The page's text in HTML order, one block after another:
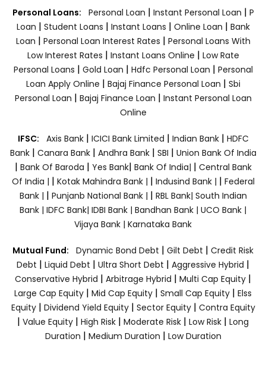
Personal Loans: Personal Loan | Instant Personal Loan | P
Loan | Student Loans | Instant Loans | Online Loan | Bank
Loan | Personal Loan Interest Rates | Personal Loans With
Low Interest Rates | Instant Loans Online | Low Rate
Personal Loans | Gold Loan | Hdfc Personal Loan | Personal
Loan Apply Online | Bajaj Finance Personal Loan | Sbi
Personal Loan | Bajaj Finance Loan | Instant Personal Loan
Online
IFSC: Axis Bank | ICICI Bank Limited | Indian Bank | HDFC
Bank| Canara Bank | Andhra Bank| SBI | Union Bank Of India
| Bank Of Baroda | Yes Bank| Bank Of India| | Central Bank
Of India | | Kotak Mahindra Bank | | Indusind Bank | | Federal
Bank | | Punjanb National Bank | | RBL Bank| South Indian
Bank | IDFC Bank| IDBI Bank | Bandhan Bank | UCO Bank |
Vijaya Bank | Karnataka Bank
Mutual Fund: Dynamic Bond Debt | Gilt Debt | Credit Risk
Debt | Liquid Debt | Ultra Short Debt | Aggressive Hybrid |
Conservative Hybrid | Arbitrage Hybrid | Multi Cap Equity |
Large Cap Equity | Mid Cap Equity | Small Cap Equity | Elss
Equity| Dividend Yield Equity| Sector Equity | Contra Equity
| Value Equity | High Risk | Moderate Risk | Low Risk | Long
Duration | Medium Duration | Low Duration